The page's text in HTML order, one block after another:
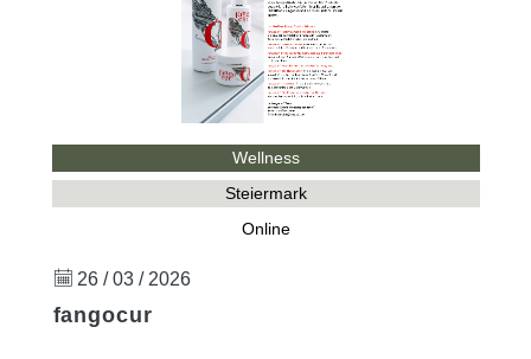
Wellness
Steiermark
Online
26 / 03 / 2026
fangocur